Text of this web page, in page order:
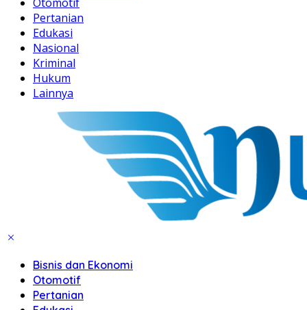
Pertanian
Edukasi
Nasional
Kriminal
Hukum
Lainnya
Bisnis dan Ekonomi
Otomotif
Pertanian